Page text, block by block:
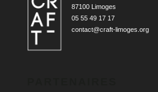
87100 Limoges
05 55 49 17 17
contact@craft-limoges.org